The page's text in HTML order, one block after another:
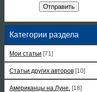
Отправить
Категории раздела
Мои статьи [71]
Статьи других авторов [10]
Американцы на Луне. [18]